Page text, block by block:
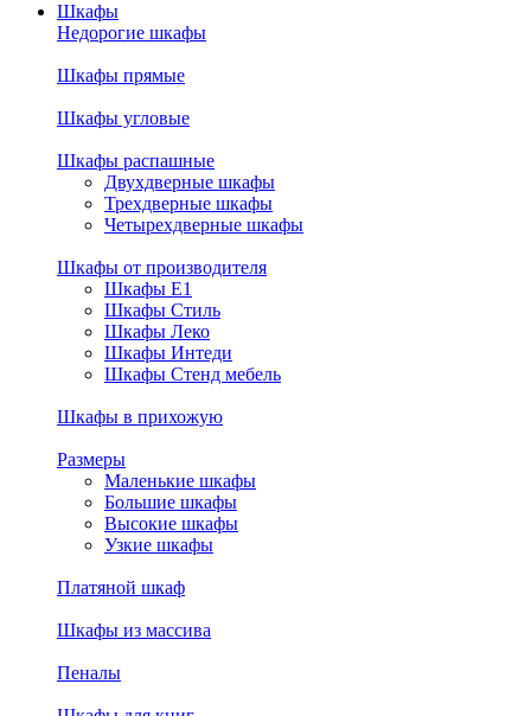
Шкафы
Недорогие шкафы
Шкафы прямые
Шкафы угловые
Шкафы распашные
Двухдверные шкафы
Трехдверные шкафы
Четырехдверные шкафы
Шкафы от производителя
Шкафы E1
Шкафы Стиль
Шкафы Леко
Шкафы Интеди
Шкафы Стенд мебель
Шкафы в прихожую
Размеры
Маленькие шкафы
Большие шкафы
Высокие шкафы
Узкие шкафы
Платяной шкаф
Шкафы из массива
Пеналы